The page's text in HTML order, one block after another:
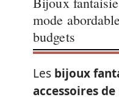
mode
budgets
Les bijoux
accessoires